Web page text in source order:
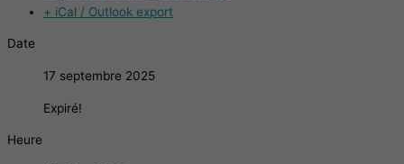
+ iCal / Outlook export
Date
17 septembre 2025
Expiré!
Heure